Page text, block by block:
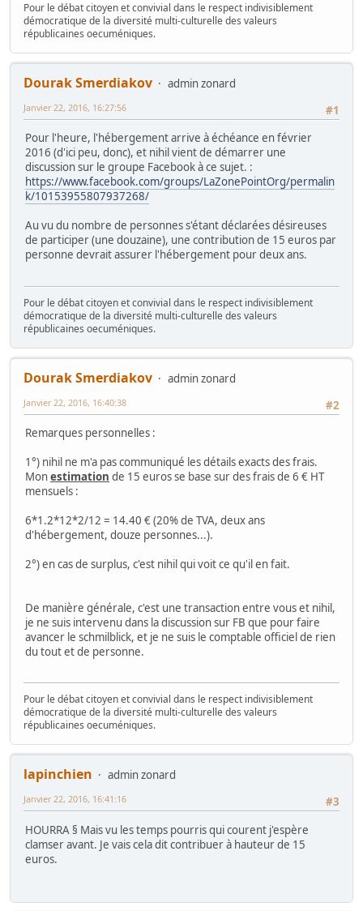
Pour le débat citoyen et convivial dans le respect indivisiblement
démocratique de la diversité multi-culturelle des valeurs
républicaines oecuméniques.
Dourak Smerdiakov
admin zonard
#1
Janvier 22, 2016, 16:27:56
Pour l'heure, l'hébergement arrive à échéance en février
2016 (d'ici peu, donc), et nihil vient de démarrer une
discussion sur le groupe Facebook à ce sujet. :
https://www.facebook.com/groups/LaZonePointOrg/permalin
k/10153955807937268/
Au vu du nombre de personnes s'étant déclarées désireuses
de participer (une douzaine), une contribution de 15 euros par
personne devrait assurer l'hébergement pour deux ans.
Pour le débat citoyen et convivial dans le respect indivisiblement
démocratique de la diversité multi-culturelle des valeurs
républicaines oecuméniques.
Dourak Smerdiakov
admin zonard
#2
Janvier 22, 2016, 16:40:38
Remarques personnelles :
1°) nihil ne m'a pas communiqué les détails exacts des frais.
Monestimation de 15 euros se base sur des frais de 6 € HT
mensuels :
6*1.2*12*2/12 = 14.40 € (20% de TVA, deux ans
d'hébergement, douze personnes...).
2°) en cas de surplus, c'est nihil qui voit ce qu'il en fait.
De manière générale, c'est une transaction entre vous et nihil,
je ne suis intervenu dans la discussion sur FB que pour faire
avancer le schmilblick, et je ne suis le comptable officiel de rien
du tout et de personne.
Pour le débat citoyen et convivial dans le respect indivisiblement
démocratique de la diversité multi-culturelle des valeurs
républicaines oecuméniques.
lapinchien
admin zonard
#3
Janvier 22, 2016, 16:41:16
HOURRA § Mais vu les temps pourris qui courent j'espère
clamser avant. Je vais cela dit contribuer à hauteur de 15
euros.